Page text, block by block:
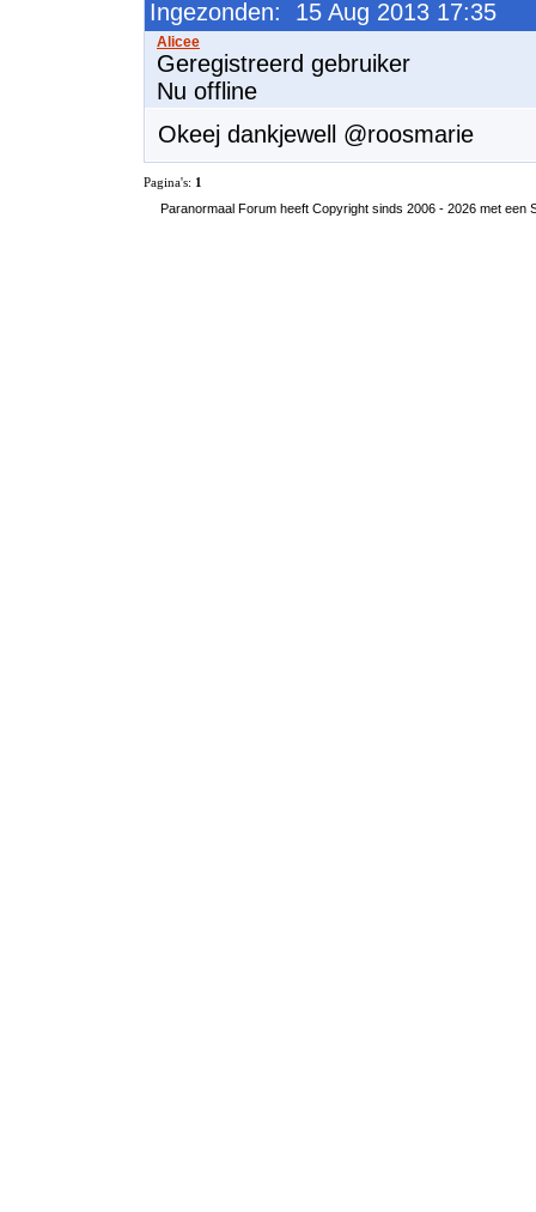
Ingezonden: 15 Aug 2013 17:35
Geregistreerd gebruiker
Nu offline
Okeej dankjewell @roosmarie
Pagina's: 1
Paranormaal Forum heeft Copyright sinds 2006 - 2026 met een